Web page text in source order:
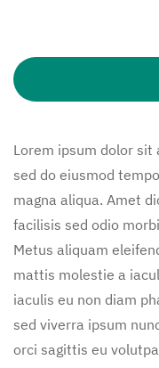
Lorem ipsum dolor
sed do eiusmod
magna aliqua. Amet
facilisis sed odio
Metus aliquam
mattis molestie a
iaculis eu non diam
sed viverra ipsum
orci sagittis eu